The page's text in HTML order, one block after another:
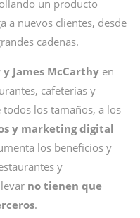
un producto
a nuevos clientes, desde
cadenas.
y James McCarthy en
cafeterías y
los tamaños, a los
y marketing digital
los beneficios y
y
no tienen que
.